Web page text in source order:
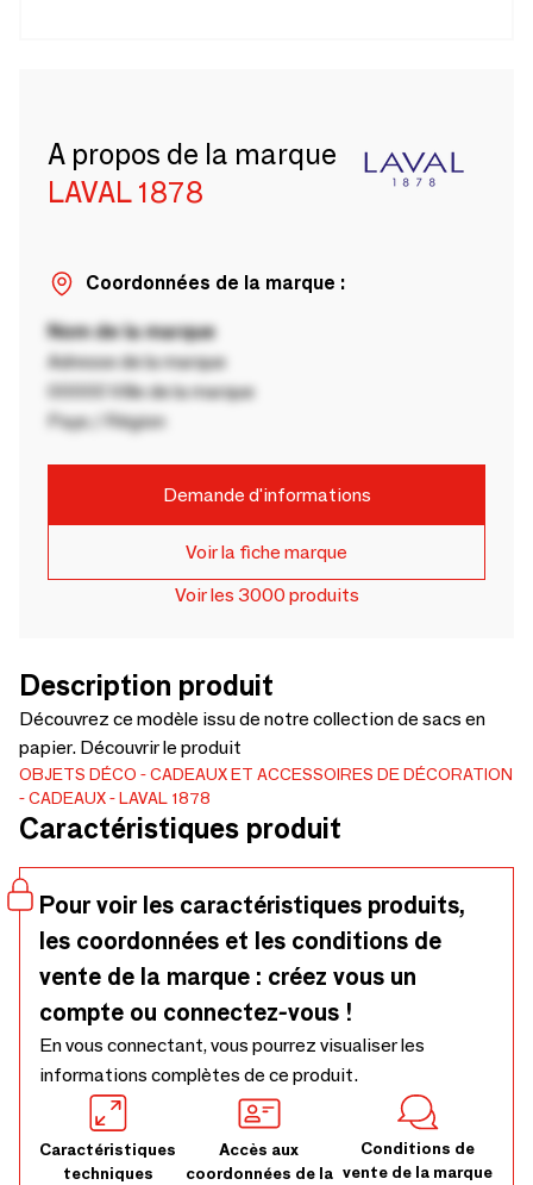
A propos de la marque
LAVAL 1878
Coordonnées de la marque :
Nom de la marque
Adresse de la marque
00000 Ville de la marque
Pays / Région
Demande d'informations
Voir la fiche marque
Voir les 3000 produits
Description produit
Découvrez ce modèle issu de notre collection de sacs en
papier. Découvrir le produit
OBJETS DÉCO
CADEAUX ET ACCESSOIRES DE DÉCORATION
CADEAUX
LAVAL 1878
Caractéristiques produit
Pour voir les caractéristiques produits,
les coordonnées et les conditions de
vente de la marque : créez vous un
compte ou connectez-vous !
En vous connectant, vous pourrez visualiser les
informations complètes de ce produit.
Caractéristiques
techniques
Accès aux
coordonnées de la
Conditions de
vente de la marque